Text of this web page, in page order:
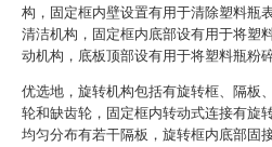
构，固定框内壁设置有用于清除塑料瓶
清洁机构，固定框内底部设有用于将塑
动机构，底板顶部设有用于将塑料瓶粉
优选地，旋转机构包括有旋转框、隔板
轮和缺齿轮，固定框内转动式连接有旋
均匀分布有若干隔板，旋转框内底部固